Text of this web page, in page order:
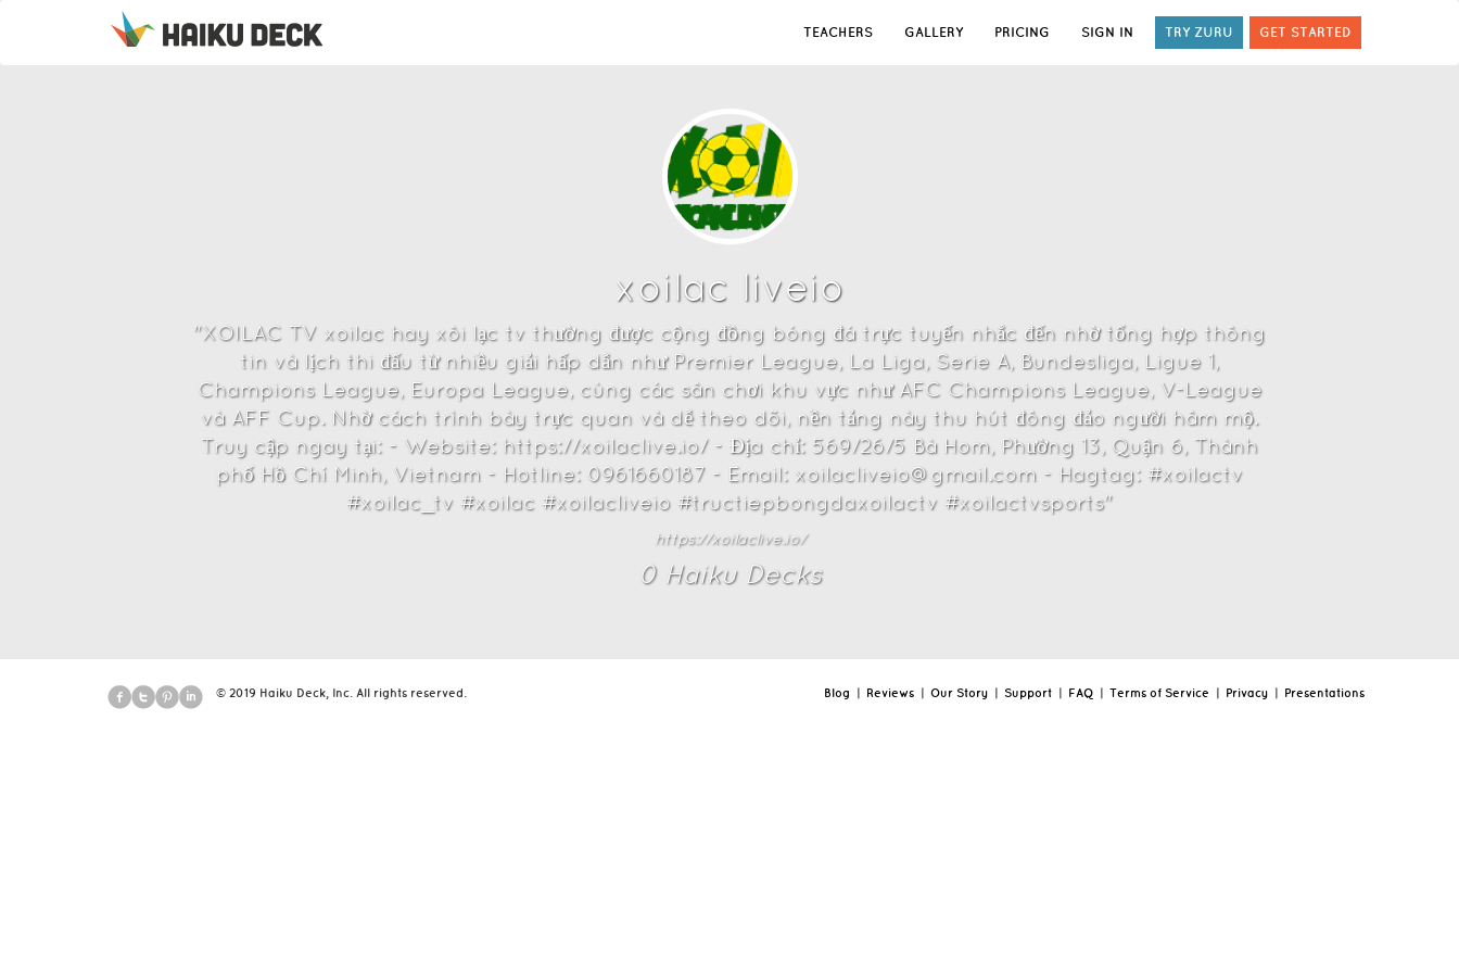
TEACHERS GALLERY PRICING SIGN IN TRY ZURU GET STARTED
xoilac liveio
"XOILAC TV xoilac hay xôi lạc tv thường được cộng đồng bóng đá trực tuyến nhắc đến nhờ tổng hợp thông
tin và lịch thi đấu từ nhiều giải hấp dẫn như Premier League, La Liga, Serie A, Bundesliga, Ligue 1,
Champions League, Europa League, cùng các sân chơi khu vực như AFC Champions League, V-League
và AFF Cup. Nhờ cách trình bày trực quan và dễ theo dõi, nền tảng này thu hút đông đảo người hâm mộ.
Truy cập ngay tại: - Website: https://xoilaclive.io/ - Địa chỉ: 569/26/5 Bà Hom, Phường 13, Quận 6, Thành
phố Hồ Chí Minh, Vietnam - Hotline: 0961660187 - Email: xoilacliveio@gmail.com - Hagtag: #xoilactv
#xoilac_tv #xoilac #xoilacliveio #tructiepbongdaxoilactv #xoilactvsports"
https://xoilaclive.io/
0Haiku Decks
© 2019 Haiku Deck, Inc. All rights reserved. Blog | Reviews | Our Story | Support | FAQ | Terms of Service | Privacy | Presentations